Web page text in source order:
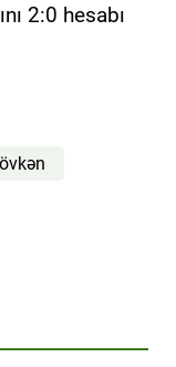
2:0 hesabı